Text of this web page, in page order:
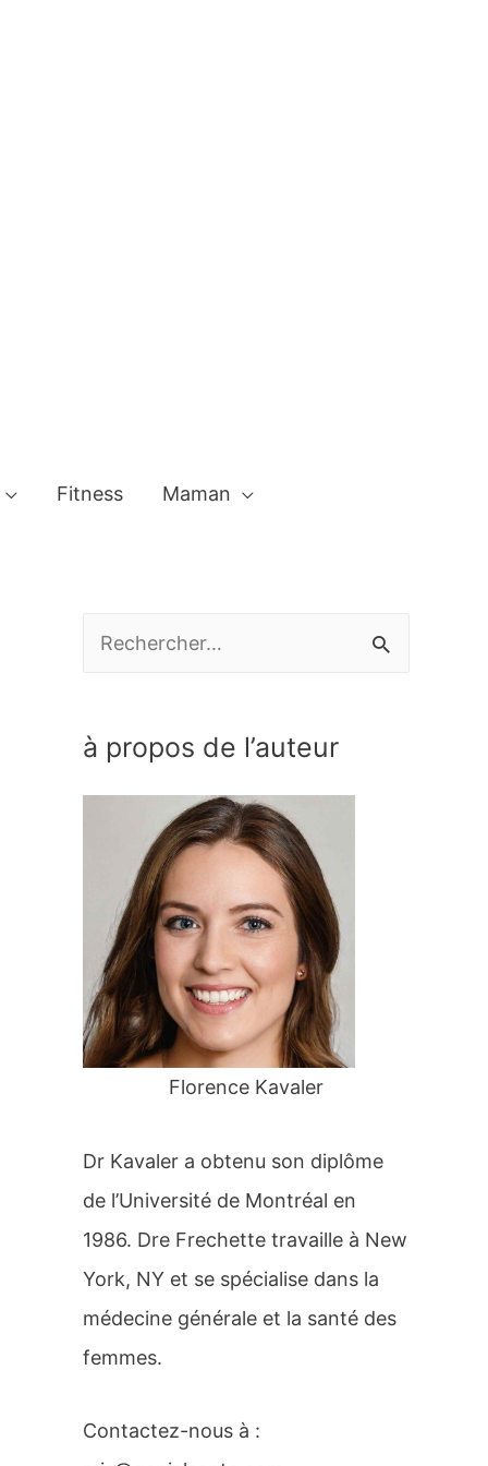
Fitness Maman
h
:
à propos de l’auteur
Florence Kavaler
Dr Kavaler a obtenu son diplôme
de l’Université de Montréal en
1986. Dre Frechette travaille à New
York, NY et se spécialise dans la
médecine générale et la santé des
femmes.
Contactez-nous à :